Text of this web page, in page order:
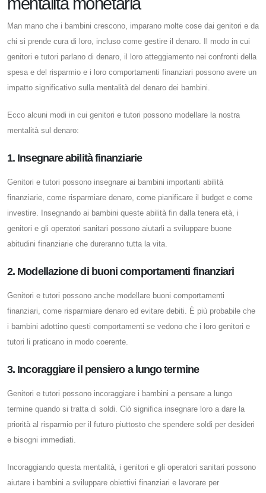
Man mano che i bambini crescono, imparano molte cose dai genitori e da
chi si prende cura di loro, incluso come gestire il denaro. Il modo in cui
genitori e tutori parlano di denaro, il loro atteggiamento nei confronti della
spesa e del risparmio e i loro comportamenti finanziari possono avere un
impatto significativo sulla mentalità del denaro dei bambini.
Ecco alcuni modi in cui genitori e tutori possono modellare la nostra
mentalità sul denaro:
1. Insegnare abilità finanziarie
Genitori e tutori possono insegnare ai bambini importanti abilità
finanziarie, come risparmiare denaro, come pianificare il budget e come
investire. Insegnando ai bambini queste abilità fin dalla tenera età, i
genitori e gli operatori sanitari possono aiutarli a sviluppare buone
abitudini finanziarie che dureranno tutta la vita.
2. Modellazione di buoni comportamenti finanziari
Genitori e tutori possono anche modellare buoni comportamenti
finanziari, come risparmiare denaro ed evitare debiti. È più probabile che
i bambini adottino questi comportamenti se vedono che i loro genitori e
tutori li praticano in modo coerente.
3. Incoraggiare il pensiero a lungo termine
Genitori e tutori possono incoraggiare i bambini a pensare a lungo
termine quando si tratta di soldi. Ciò significa insegnare loro a dare la
priorità al risparmio per il futuro piuttosto che spendere soldi per desideri
e bisogni immediati.
Incoraggiando questa mentalità, i genitori e gli operatori sanitari possono
aiutare i bambini a sviluppare obiettivi finanziari e lavorare per